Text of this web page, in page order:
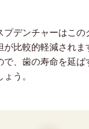
プデンチャーはこ
が比較的軽減されま
で、歯の寿命を延ば
う。